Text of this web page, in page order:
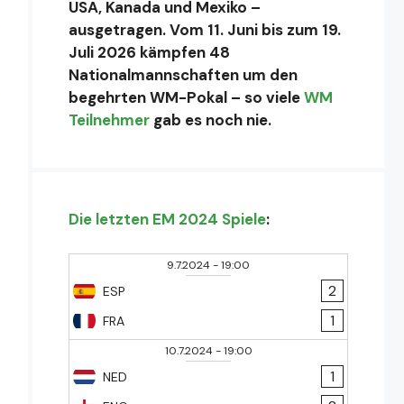
USA, Kanada und Mexiko –
ausgetragen. Vom 11. Juni bis zum 19.
Juli 2026 kämpfen 48
Nationalmannschaften um den
begehrten WM-Pokal – so vieleWM
Teilnehmer gab es noch nie.
Die letzten EM 2024 Spiele:
9.7.2024-19:00
ESP
FRA
2
1
10.7.2024-19:00
NED
1